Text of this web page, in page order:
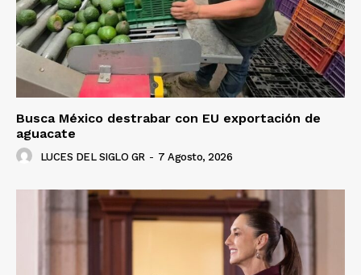
Busca México destrabar con EU exportación de
aguacate
LUCES DEL SIGLO GR - 7 Agosto, 2026